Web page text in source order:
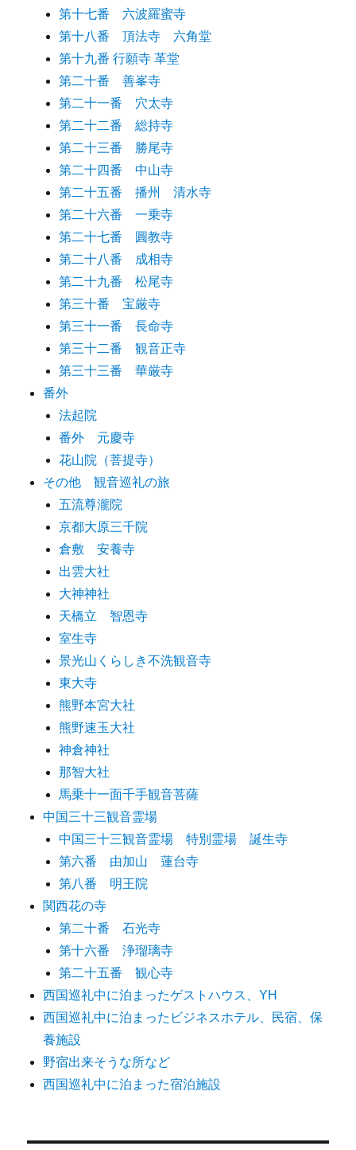
第十七番 六波羅蜜寺
第十八番 頂法寺 六角堂
第十九番 行願寺 革堂
第二十番 善峯寺
第二十一番 穴太寺
第二十二番 総持寺
第二十三番 勝尾寺
第二十四番 中山寺
第二十五番 播州 清水寺
第二十六番 一乗寺
第二十七番 圓教寺
第二十八番 成相寺
第二十九番 松尾寺
第三十番 宝厳寺
第三十一番 長命寺
第三十二番 観音正寺
第三十三番 華厳寺
番外
法起院
番外 元慶寺
花山院（菩提寺）
その他 観音巡礼の旅
五流尊瀧院
京都大原三千院
倉敷 安養寺
出雲大社
大神神社
天橋立 智恩寺
室生寺
景光山くらしき不洗観音寺
東大寺
熊野本宮大社
熊野速玉大社
神倉神社
那智大社
馬乗十一面千手観音菩薩
中国三十三観音霊場
中国三十三観音霊場 特別霊場 誕生寺
第六番 由加山 蓮台寺
第八番 明王院
関西花の寺
第二十番 石光寺
第十六番 浄瑠璃寺
第二十五番 観心寺
西国巡礼中に泊まったゲストハウス、YH
西国巡礼中に泊まったビジネスホテル、民宿、保
養施設
野宿出来そうな所など
西国巡礼中に泊まった宿泊施設